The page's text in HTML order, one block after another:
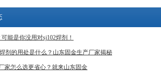
能是你没用对sj102焊剂！
剂的用处是什么？山东固金生产厂家揭秘
家怎么选更省心？就来山东固金